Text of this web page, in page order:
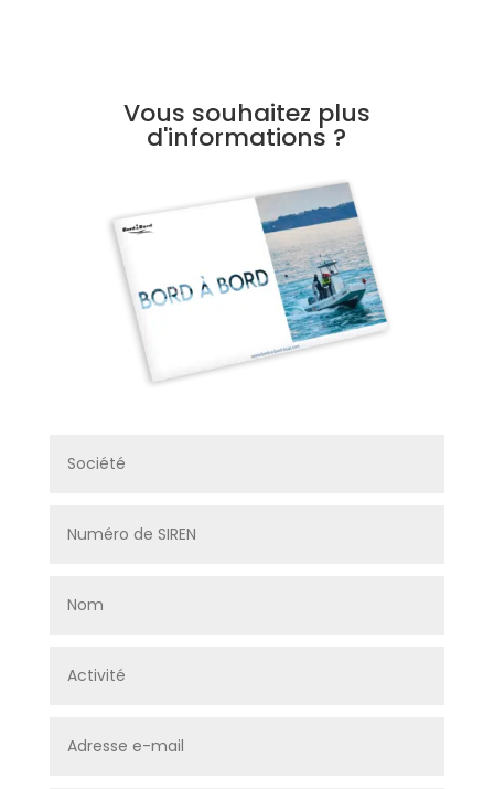
Vous souhaitez plus
d'informations ?